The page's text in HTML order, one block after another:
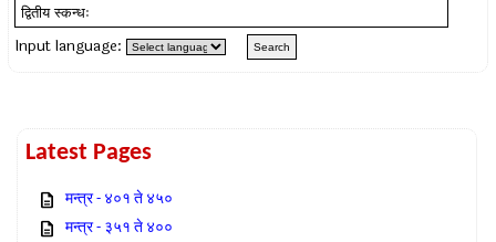
Input language:
Latest Pages
मन्त्र - ४०१ ते ४५०
मन्त्र - ३५१ ते ४००